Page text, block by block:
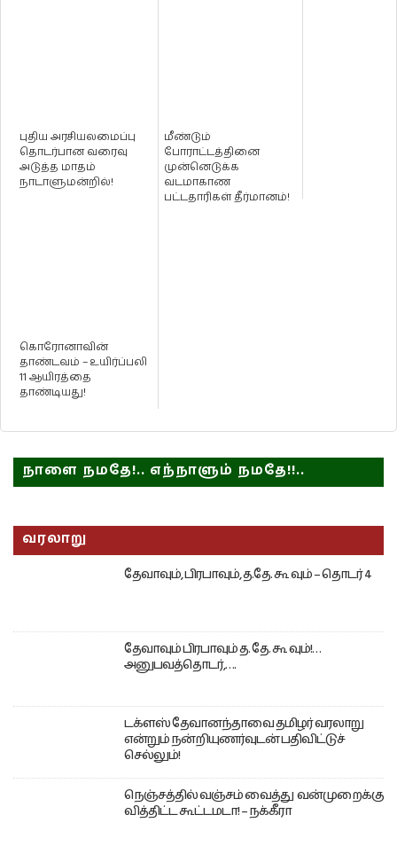
புதிய அரசியலமைப்பு
தொடர்பான வரைவு
அடுத்த மாதம்
நாடாளுமன்றில்!
மீண்டும்
போராட்டத்தினை
முன்னெடுக்க
வடமாகாண
பட்டதாரிகள் தீர்மானம்!
கொரோனாவின்
தாண்டவம் – உயிர்ப்பலி
11 ஆயிரத்தை
தாண்டியது!
நாளை நமதே!.. எந்நாளும் நமதே!!..
வரலாறு
தேவாவும், பிரபாவும், த.தே. கூ வும் – தொடர் 4
தேவாவும் பிரபாவும் த. தே. கூ வும்!…
அனுபவத்தொடர்,….
டக்ளஸ் தேவானந்தாவை தமிழர் வரலாறு
என்றும் நன்றியுணர்வுடன் பதிவிட்டுச்
செல்லும்!
நெஞ்சத்தில் வஞ்சம் வைத்து வன்முறைக்கு
வித்திட்ட கூட்டமடா! – நக்கீரா